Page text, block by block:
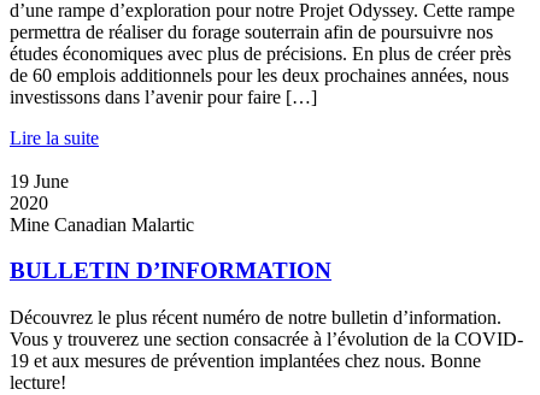
d’une rampe d’exploration pour notre Projet Odyssey. Cette rampe
permettra de réaliser du forage souterrain afin de poursuivre nos
études économiques avec plus de précisions. En plus de créer près
de 60 emplois additionnels pour les deux prochaines années, nous
investissons dans l’avenir pour faire […]
Lire la suite
19 June
2020
Mine Canadian Malartic
BULLETIN D’INFORMATION
Découvrez le plus récent numéro de notre bulletin d’information.
Vous y trouverez une section consacrée à l’évolution de la COVID-
19 et aux mesures de prévention implantées chez nous. Bonne
lecture!